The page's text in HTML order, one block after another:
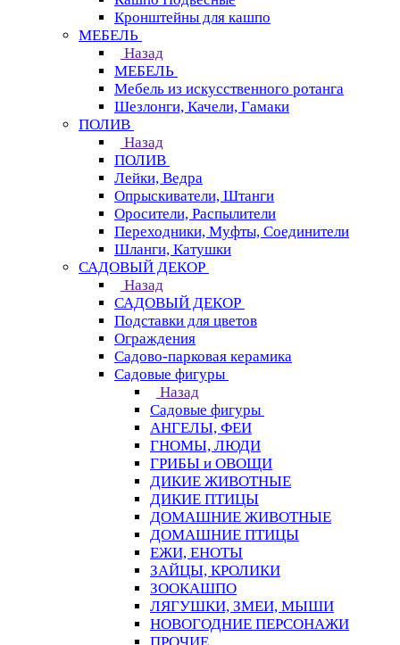
Кронштейны для кашпо
МЕБЕЛЬ
Назад
МЕБЕЛЬ
Мебель из искусственного ротанга
Шезлонги, Качели, Гамаки
ПОЛИВ
Назад
ПОЛИВ
Лейки, Ведра
Опрыскиватели, Штанги
Оросители, Распылители
Переходники, Муфты, Соединители
Шланги, Катушки
САДОВЫЙ ДЕКОР
Назад
САДОВЫЙ ДЕКОР
Подставки для цветов
Ограждения
Садово-парковая керамика
Садовые фигуры
Назад
Садовые фигуры
АНГЕЛЫ, ФЕИ
ГНОМЫ, ЛЮДИ
ГРИБЫ и ОВОЩИ
ДИКИЕ ЖИВОТНЫЕ
ДИКИЕ ПТИЦЫ
ДОМАШНИЕ ЖИВОТНЫЕ
ДОМАШНИЕ ПТИЦЫ
ЕЖИ, ЕНОТЫ
ЗАЙЦЫ, КРОЛИКИ
ЗООКАШПО
ЛЯГУШКИ, ЗМЕИ, МЫШИ
НОВОГОДНИЕ ПЕРСОНАЖИ